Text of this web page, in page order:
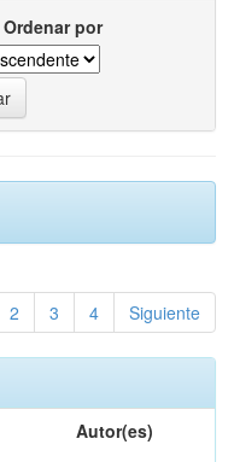
Ordenar por
2 3 4 Siguiente
Autor(es)